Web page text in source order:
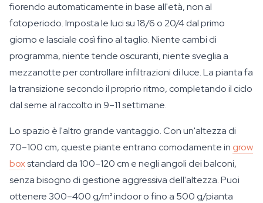
fiorendo automaticamente in base all'età, non al
fotoperiodo. Imposta le luci su 18/6 o 20/4 dal primo
giorno e lasciale così fino al taglio. Niente cambi di
programma, niente tende oscuranti, niente sveglia a
mezzanotte per controllare infiltrazioni di luce. La pianta fa
la transizione secondo il proprio ritmo, completando il ciclo
dal seme al raccolto in 9–11 settimane.
Lo spazio è l'altro grande vantaggio. Con un'altezza di
70–100 cm, queste piante entrano comodamente in grow
boxstandard da 100–120 cm e negli angoli dei balconi,
senza bisogno di gestione aggressiva dell'altezza. Puoi
ottenere 300–400 g/m² indoor o fino a 500 g/pianta